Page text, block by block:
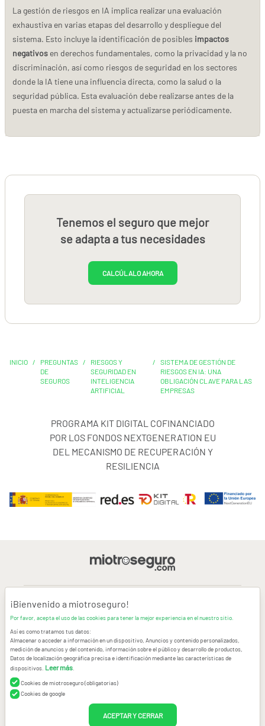
La gestión de riesgos en IA implica realizar una evaluación
exhaustiva en varias etapas del desarrollo y despliegue del
sistema. Esto incluye la identificación de posibles impactos
negativos en derechos fundamentales, como la privacidad y la no
discriminación, así como riesgos de seguridad en los sectores
donde la IA tiene una influencia directa, como la salud o la
seguridad pública. Esta evaluación debe realizarse antes de la
puesta en marcha del sistema y actualizarse periódicamente.
Tenemos el seguro que mejor
se adapta a tus necesidades
CALCÚLALO AHORA
INICIO /
PREGUNTAS
DE
SEGUROS
/
RIESGOS Y
SEGURIDAD EN
INTELIGENCIA
ARTIFICIAL
/
SISTEMA DE GESTIÓN DE
RIESGOS EN IA: UNA
OBLIGACIÓN CLAVE PARA LAS
EMPRESAS
PROGRAMA KIT DIGITAL COFINANCIADO
POR LOS FONDOS NEXTGENERATION EU
DEL MECANISMO DE RECUPERACIÓN Y
RESILIENCIA
AVISO LEGAL
CONDICIONES GENERALES DE USO
POLÍTICA DE PRIVACIDAD|CANAL DE DENUNCIAS|COOKIES
CONTACTAR
© Copyright miotroseguro.com 2026. Todos los derechos reservados
¡Bienvenido a miotroseguro!
Por favor, acepta el uso de las cookies para tener la mejor experiencia en el nuestro sitio.
Así es como tratamos tus datos:
Almacenar o acceder a información en un dispositivo, Anuncios y contenido personalizados,
medición de anuncios y del contenido, información sobre el público y desarrollo de productos,
Datos de localización geográfica precisa e identificación mediante las características de
dispositivos. Leer más
Cookies de miotroseguro (obligatorias)
Cookies de google
ACEPTAR Y CERRAR